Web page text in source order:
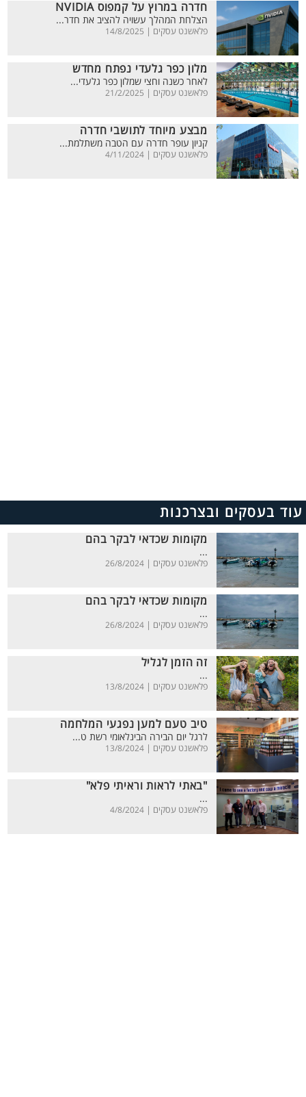
חדרה במרוץ על קמפוס NVIDIA
הצלחת המהלך עשויה להציב את חדר...
פלאשנט עסקים | 14/8/2025
מלון כפר גלעדי נפתח מחדש
לאחר כשנה וחצי שמלון כפר גלעדי...
פלאשנט עסקים | 21/2/2025
מבצע מיוחד לתושבי חדרה
קניון עופר חדרה עם הטבה משתלמת...
פלאשנט עסקים | 4/11/2024
עוד בעסקים ובצרכנות
מקומות שכדאי לבקר בהם
...
פלאשנט עסקים | 26/8/2024
מקומות שכדאי לבקר בהם
...
פלאשנט עסקים | 26/8/2024
זה הזמן לגליל
...
פלאשנט עסקים | 13/8/2024
טיב טעם למען נפגעי המלחמה
לרגל יום הבירה הבינלאומי רשת ט...
פלאשנט עסקים | 13/8/2024
"באתי לראות וראיתי פלא"
...
פלאשנט עסקים | 4/8/2024